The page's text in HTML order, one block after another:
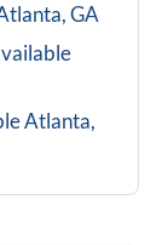
GA
Atlanta,